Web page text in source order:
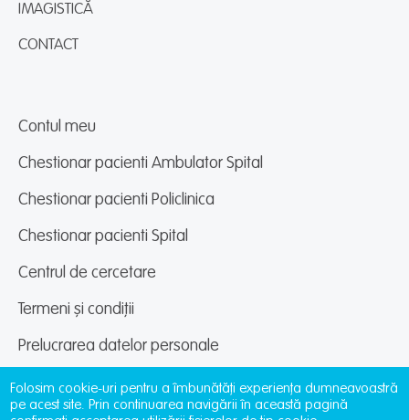
IMAGISTICĂ
CONTACT
Contul meu
Chestionar pacienti Ambulator Spital
Chestionar pacienti Policlinica
Chestionar pacienti Spital
Centrul de cercetare
Termeni și condiții
Prelucrarea datelor personale
Folosim cookie-uri pentru a îmbunătăți experiența dumneavoastră
pe acest site. Prin continuarea navigării în această pagină